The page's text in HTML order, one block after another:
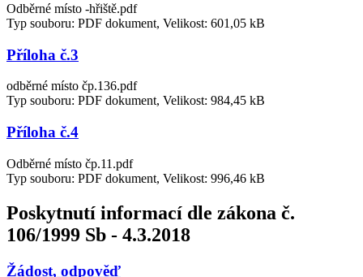
Odběrné místo -hřiště.pdf
Typ souboru: PDF dokument, Velikost: 601,05 kB
Příloha č.3
odběrné místo čp.136.pdf
Typ souboru: PDF dokument, Velikost: 984,45 kB
Příloha č.4
Odběrné místo čp.11.pdf
Typ souboru: PDF dokument, Velikost: 996,46 kB
Poskytnutí informací dle zákona č.
106/1999 Sb - 4.3.2018
Žádost, odpověď